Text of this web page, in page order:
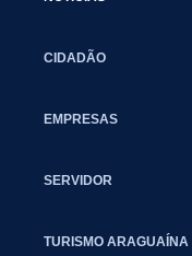
CIDADÃO
EMPRESAS
SERVIDOR
TURISMO ARAGUAÍNA